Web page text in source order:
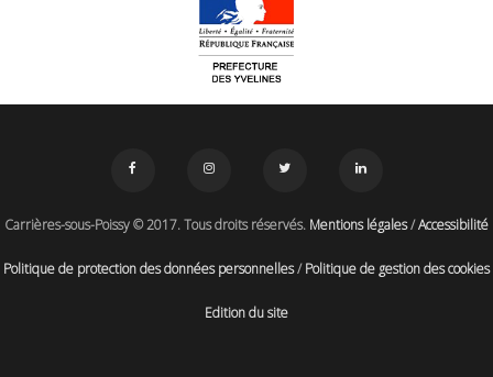
Carrières-sous-Poissy © 2017. Tous droits réservés. Mentions légales/Accessibilité
Politique de protection des données personnelles/Politique de gestion des cookies
Edition du site